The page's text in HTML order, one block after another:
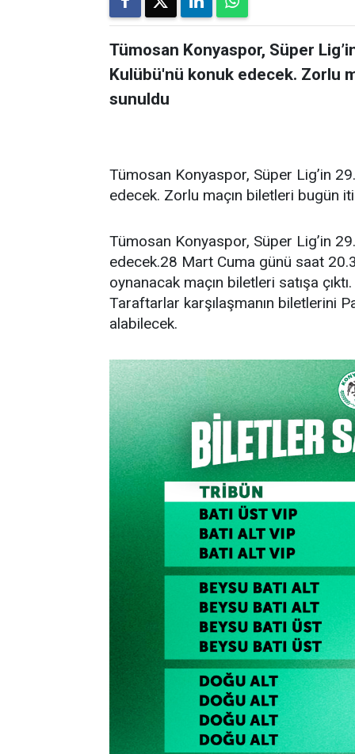
Tümosan Konyaspor, Süper
Kulübü'nü konuk edecek. Zorlu
sunuldu
Tümosan Konyaspor, Süper Lig’in
edecek. Zorlu maçın biletleri bugün
Tümosan Konyaspor, Süper Lig’in
edecek.28 Mart Cuma günü saat
oynanacak maçın biletleri satışa
Taraftarlar karşılaşmanın biletlerini
alabilecek.